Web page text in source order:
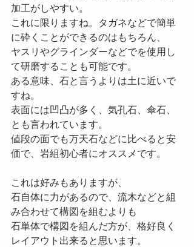
加工がしやすい。
これに限りますね。タガネなどで簡単
に砕くことができるのはもちろん、
ヤスリやグラインダーなどでを使用し
て研磨することも可能です。
ある意味、石と言うよりは土に近いで
すね。
表面には凹凸が多く、気孔石、傘石、
とも言われています。
値段の面でも万天石などに比べると安
価で、岩組初心者にオススメです。
これは好みもありますが、
石自体に力があるので、流木などと組
み合わせて構図を組むよりも
石単体で構図を組んだ方が、格好良く
レイアウト出来ると思います。